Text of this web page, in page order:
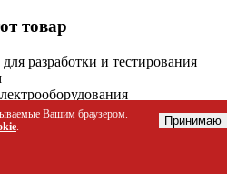
товар
разработки и тестирования
и DIY-проектов
Вашим браузером.
. Принимаю